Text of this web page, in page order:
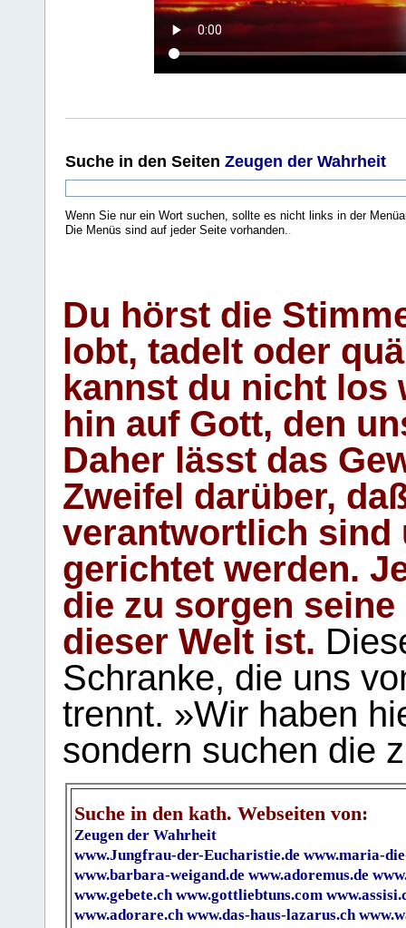
Suche in den Seiten Zeugen der Wahrheit
Wenn Sie nur ein Wort suchen, sollte es nicht links in der
Die Menüs sind auf jeder Seite vorhanden..
Du hörst die
lobt, tadelt oder
kannst du nicht los
hin auf Gott, den
Daher lässt das
Zweifel darüber,
verantwortlich sind
gerichtet werden.
die zu sorgen
dieser Welt ist.
Schranke, die uns
trennt. »Wir haben
sondern suchen die
Suche in den kath. Webseiten von:
Zeugen der Wahrheit
www.Jungfrau-der-Eucharistie.de www.maria-
www.barbara-weigand.de www.adoremus.de
www.gebete.ch www.gottliebtuns.com
www.adorare.ch www.das-haus-lazarus.ch